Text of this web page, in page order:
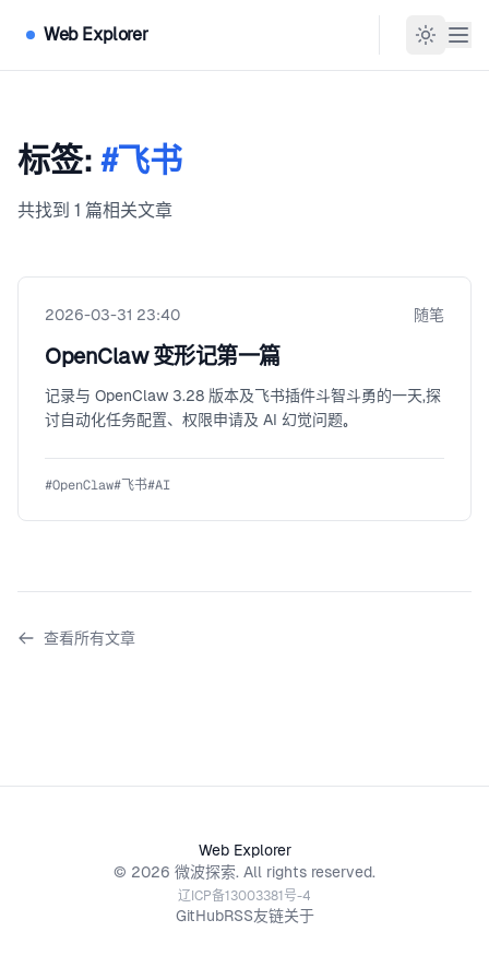
Web Explorer
标签:#飞书
共找到 1 篇相关文章
2026-03-31 23:40 随笔
OpenClaw 变形记第一篇
记录与 OpenClaw 3.28 版本及飞书插件斗智斗勇的一天，探
讨自动化任务配置、权限申请及 AI 幻觉问题。
#OpenClaw#飞书#AI
查看所有文章
Web Explorer
© 2026 微波探索. All rights reserved.
辽ICP备13003381号-4
GitHubRSS友链关于